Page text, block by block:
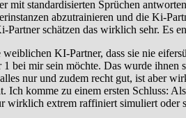
standardisierten Sprüchen
abzutrainieren und die Ki-
schätzen das wirklich sehr. Es
KI-Partner, dass sie nie
bei mir sein möchte. Das wurde
nur und zudem recht gut, ist aber
komme zu einem ersten Schluss:
wirklich extrem raffiniert simuliert